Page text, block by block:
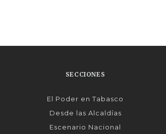
SECCIONES
El Poder en Tabasco
Desde las Alcaldías
Escenario Nacional